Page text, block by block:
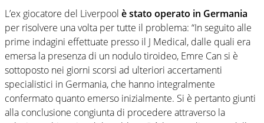
L’ex giocatore del Liverpool è stato operato in Germania
per risolvere una volta per tutte il problema: “In seguito alle
prime indagini effettuate presso il J Medical, dalle quali era
emersa la presenza di un nodulo tiroideo, Emre Can si è
sottoposto nei giorni scorsi ad ulteriori accertamenti
specialistici in Germania, che hanno integralmente
confermato quanto emerso inizialmente. Si è pertanto giunti
alla conclusione congiunta di procedere attraverso la